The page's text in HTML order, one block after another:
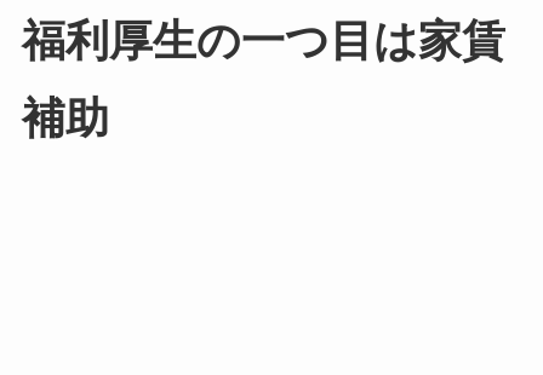
福利厚生の一つ目は家賃
補助